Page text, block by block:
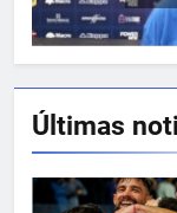
Últimas
5